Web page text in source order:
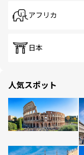
アフリカ
日本
人気スポット